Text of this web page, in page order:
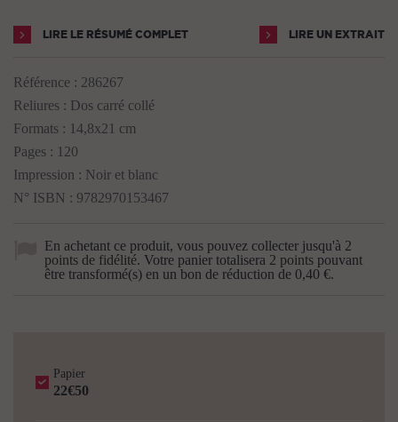
LIRE LE RÉSUMÉ COMPLET LIRE UN EXTRAIT
Référence : 286267
Reliures : Dos carré collé
Formats : 14,8x21 cm
Pages : 120
Impression : Noir et blanc
N° ISBN : 9782970153467
En achetant ce produit, vous pouvez collecter jusqu'à 2
points de fidélité. Votre panier totalisera 2 points pouvant
être transformé(s) en un bon de réduction de 0,40 €.
Papier
22€50